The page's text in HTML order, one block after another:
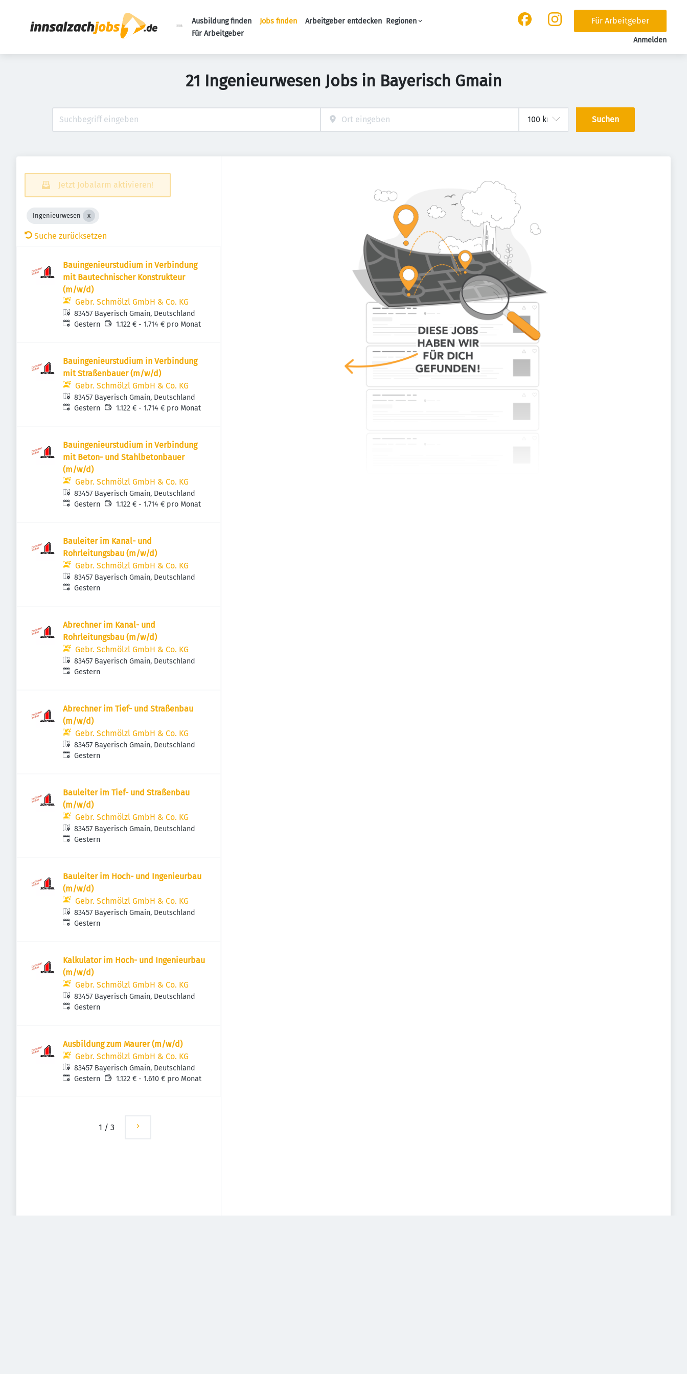
Ausbildung finden Jobs finden Arbeitgeber entdecken Regionen
Für Arbeitgeber
Für Arbeitgeber
Anmelden
21 Ingenieurwesen Jobs in Bayerisch Gmain
Suchen
Jetzt Jobalarm aktivieren!
Ingenieurwesen
Suche zurücksetzen
Bauingenieurstudium in Verbindung
mit Bautechnischer Konstrukteur
(m/w/d)
Gebr. Schmölzl GmbH & Co. KG
83457 Bayerisch Gmain, Deutschland
Veröffentlicht:
Gestern 1.122 € - 1.714 € pro Monat
Bauingenieurstudium in Verbindung
mit Straßenbauer (m/w/d)
Gebr. Schmölzl GmbH & Co. KG
83457 Bayerisch Gmain, Deutschland
Veröffentlicht:
Gestern 1.122 € - 1.714 € pro Monat
Bauingenieurstudium in Verbindung
mit Beton- und Stahlbetonbauer
(m/w/d)
Gebr. Schmölzl GmbH & Co. KG
83457 Bayerisch Gmain, Deutschland
Veröffentlicht:
Gestern 1.122 € - 1.714 € pro Monat
Bauleiter im Kanal- und
Rohrleitungsbau (m/w/d)
Gebr. Schmölzl GmbH & Co. KG
83457 Bayerisch Gmain, Deutschland
Veröffentlicht
Gestern
Abrechner im Kanal- und
Rohrleitungsbau (m/w/d)
Gebr. Schmölzl GmbH & Co. KG
83457 Bayerisch Gmain, Deutschland
Veröffentlicht
Gestern
Abrechner im Tief- und Straßenbau
(m/w/d)
Gebr. Schmölzl GmbH & Co. KG
83457 Bayerisch Gmain, Deutschland
Veröffentlicht
Gestern
Bauleiter im Tief- und Straßenbau
(m/w/d)
Gebr. Schmölzl GmbH & Co. KG
83457 Bayerisch Gmain, Deutschland
Veröffentlicht
Gestern
Bauleiter im Hoch- und Ingenieurbau
(m/w/d)
Gebr. Schmölzl GmbH & Co. KG
83457 Bayerisch Gmain, Deutschland
Veröffentlicht
Gestern
Kalkulator im Hoch- und Ingenieurbau
(m/w/d)
Gebr. Schmölzl GmbH & Co. KG
83457 Bayerisch Gmain, Deutschland
Veröffentlicht
Gestern
Ausbildung zum Maurer (m/w/d)
Gebr. Schmölzl GmbH & Co. KG
83457 Bayerisch Gmain, Deutschland
Veröffentlicht:
Gestern 1.122 € - 1.610 € pro Monat
1 / 3